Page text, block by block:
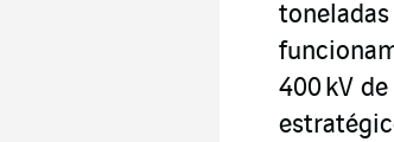
400 kV